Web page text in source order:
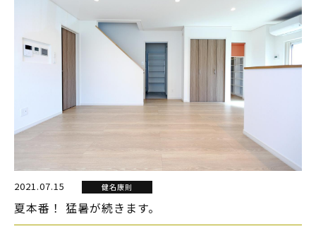
2021.07.15 健名康則
夏本番！ 猛暑が続きます。